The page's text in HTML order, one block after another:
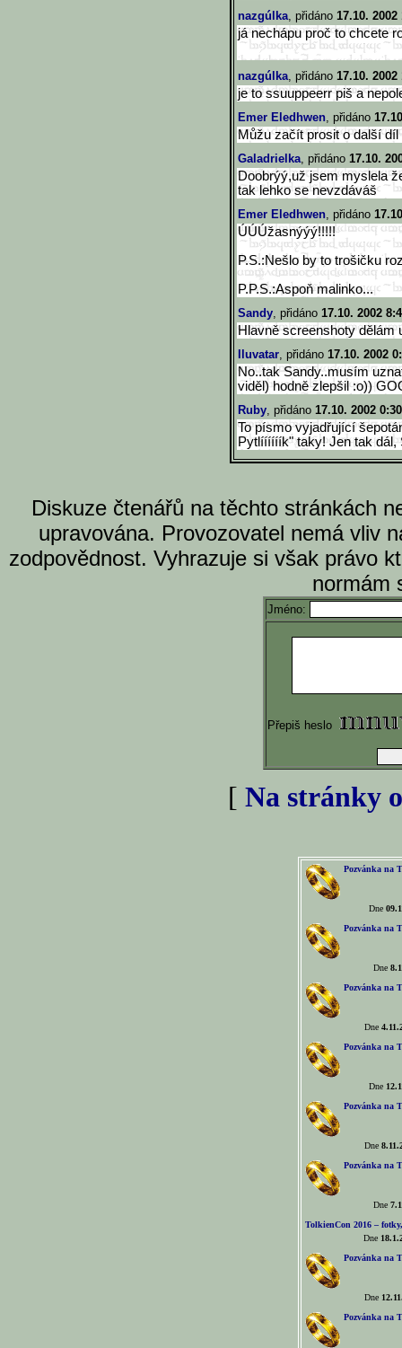
nazgúlka, přidáno 17.10. 2002
já nechápu proč to chcete
nazgúlka, přidáno 17.10. 2002
je to ssuuppeerr piš a
Emer Eledhwen, přidáno
Můžu začít prosit o další
Galadrielka, přidáno 17.10.
Doobrýý,už jsem myslela
tak lehko se nevzdáváš
Emer Eledhwen, přidáno
ÚÚÚžasnýýý!!!!!
P.S.:Nešlo by to trošičku
P.P.S.:Aspoň malinko...
Sandy, přidáno 17.10. 2002
Hlavně screenshoty dělám
Iluvatar, přidáno 17.10. 2002
No..tak Sandy..musím
viděl) hodně zlepšil :o))
Ruby, přidáno 17.10. 2002
To písmo vyjadřující
Pytlíííííík" taky! Jen tak dál,
Diskuze čtenářů na těchto stránkách
upravována. Provozovatel nemá vliv
zodpovědnost. Vyhrazuje si však právo
normám
Jméno:
Přepiš heslo
[ Na stránky
Pozvánka na
Dne
Pozvánka na
Dne
Pozvánka na
Dne
Pozvánka na
Dne
Pozvánka na
Dne
Pozvánka na
Dne
TolkienCon 2016 –
Dne
Pozvánka na
Dne
Pozvánka na